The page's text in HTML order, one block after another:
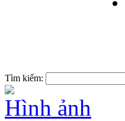
Tìm kiếm:
Hình ảnh